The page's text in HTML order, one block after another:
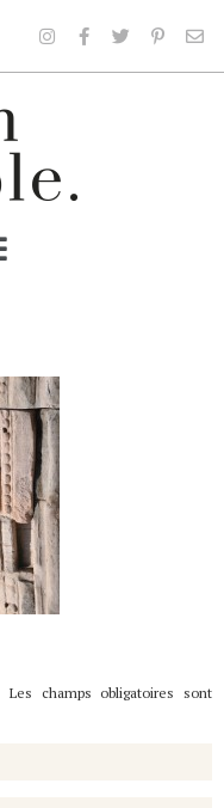
Les champs obligatoires sont